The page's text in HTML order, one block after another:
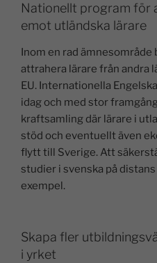
Nationellt program för
emot utländska lärare
Inom en rad
attrahera lärare från andra
EU. Internationella
idag och med stor
kraftsamling där lärare i
stöd och eventuellt även
flytt till Sverige. Att
studier i svenska på
exempel.
Skapa fler
i yrket